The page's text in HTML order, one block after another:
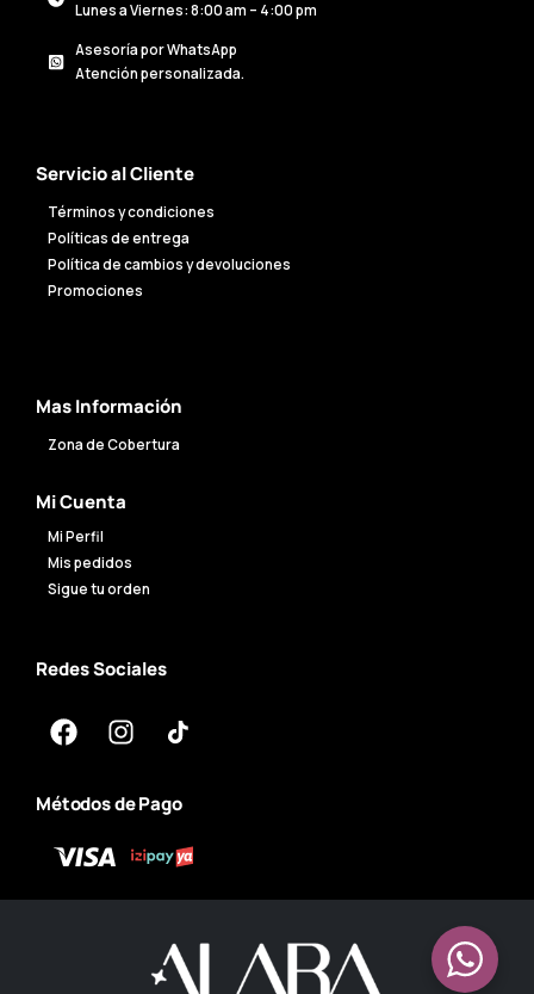
Lunes a Viernes: 8:00 am – 4:00 pm
Asesoría por WhatsApp
Atención personalizada.
Servicio al Cliente
Términos y condiciones
Políticas de entrega
Política de cambios y devoluciones
Promociones
Mas Información
Zona de Cobertura
Mi Cuenta
Mi Perfil
Mis pedidos
Sigue tu orden
Redes Sociales
Métodos de Pago